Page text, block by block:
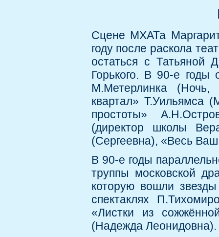
Сцене МХАТа
году после раскола
остаться с Татьяной
Горького. В 90-е годы
М.Метерлинка (Ночь,
квартал» Т.Уильямса
простоты»
(директор школы
(Сергеевна), «Весь
В 90-е годы
труппы московской
которую вошли
спектаклях
«Листки из
(Надежда Леонидовна).